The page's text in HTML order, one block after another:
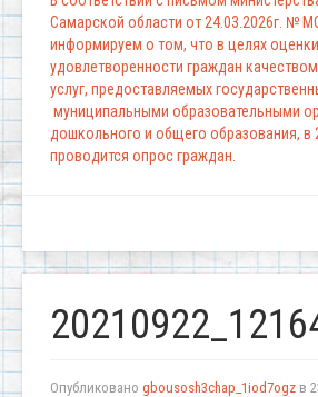
Самарской области от 24.03.2026г. №
информируем о том, что в целях оценки
удовлетворенности граждан
услуг, предоставляемых
муниципальными образовательными
дошкольного и общего образования, в
проводится опрос граждан.
Опубликовано gbousosh3chap_1iod7ogz в